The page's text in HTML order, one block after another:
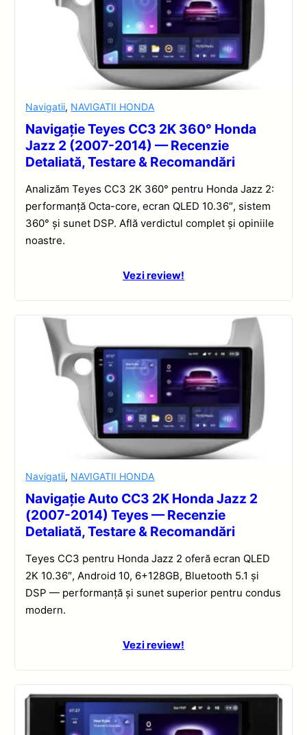
Navigatii, NAVIGATII HONDA
Navigație Teyes CC3 2K 360° Honda
Jazz 2 (2007-2014) — Recenzie
Detaliată, Testare & Recomandări
Analizăm Teyes CC3 2K 360° pentru Honda Jazz 2:
performanță Octa-core, ecran QLED 10.36″, sistem
360° și sunet DSP. Află verdictul complet și opiniile
noastre.
Vezi review!
Navigatii, NAVIGATII HONDA
Navigație Auto CC3 2K Honda Jazz 2
(2007-2014) Teyes — Recenzie
Detaliată, Testare & Recomandări
Teyes CC3 pentru Honda Jazz 2 oferă ecran QLED
2K 10.36″, Android 10, 6+128GB, Bluetooth 5.1 și
DSP — performanță și sunet superior pentru condus
modern.
Vezi review!